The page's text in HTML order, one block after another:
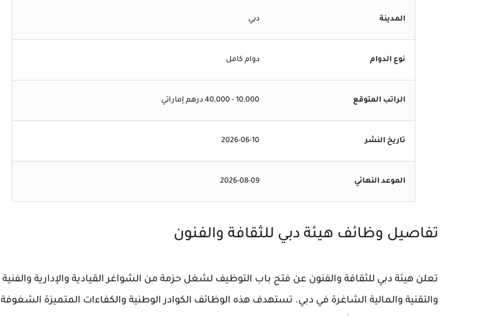
المدينة دبي
نوع الدوام دوام كامل
الراتب المتوقع 10,000 - 40,000 درهم إماراتي
تاريخ النشر 2026-06-10
الموعد النهائي 2026-08-09
تفاصيل وظائف هيئة دبي للثقافة والفنون
تعلن هيئة دبي للثقافة والفنون عن فتح باب التوظيف لشغل حزمة من الشواغر القيادية والإدارية والفنية
والتقنية والمالية الشاغرة في دبي. تستهدف هذه الوظائف الكوادر الوطنية والكفاءات المتميزة الشغوفة